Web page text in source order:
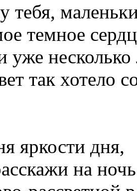
тебя,
темное
уже несколько
так хотело
яркости дня,
на ночь